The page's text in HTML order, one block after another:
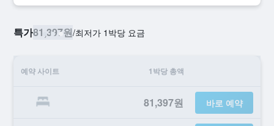
특가81,397원/​최저가 1박당 요금
예약 사이트 1박당 총액
81,397원 바로 예약